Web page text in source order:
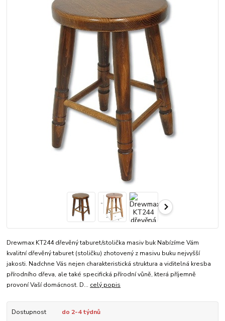
Drewmax KT244 dřevěný taburet/stolička masiv buk Nabízíme Vám
kvalitní dřevěný taburet (stoličku) zhotovený z masivu buku nejvyšší
jakosti. Nadchne Vás nejen charakteristická struktura a viditelná kresba
přírodního dřeva, ale také specifická přírodní vůně, která příjemně
provoní Vaší domácnost. D... celý popis
Dostupnost
do 2-4 týdnů